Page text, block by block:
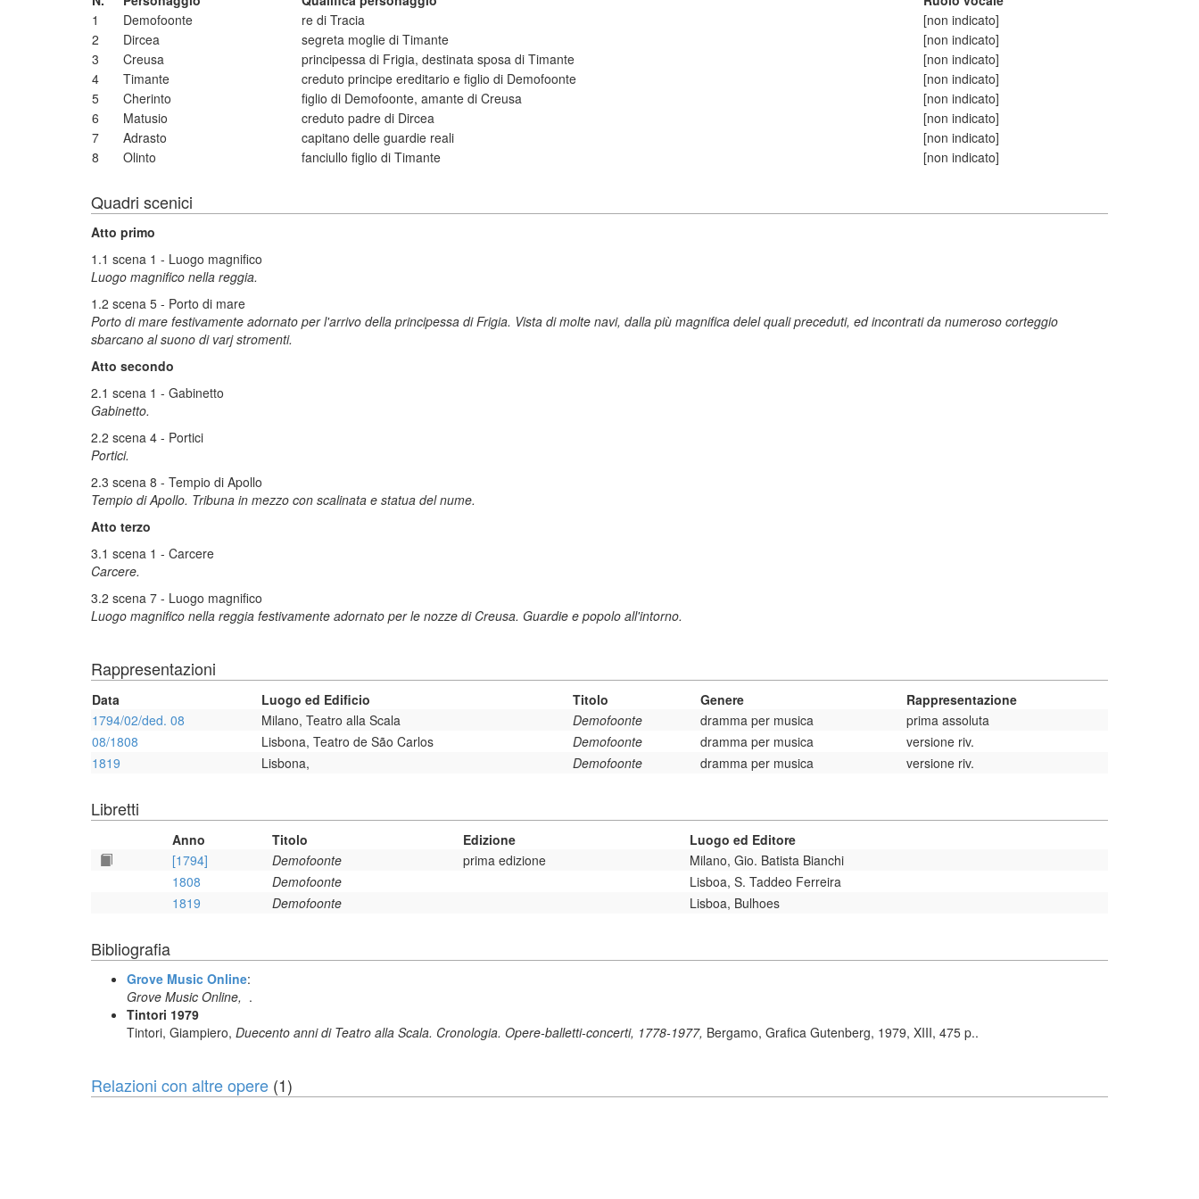
1
Demofoonte re di Tracia
[non indicato]
2
Dircea segreta moglie di Timante
[non indicato]
3
Creusa principessa di Frigia, destinata sposa di Timante
[non indicato]
4
Timante creduto principe ereditario e figlio di Demofoonte
[non indicato]
5
Cherinto figlio di Demofoonte, amante di Creusa
[non indicato]
6
Matusio creduto padre di Dircea
[non indicato]
7
Adrasto capitano delle guardie reali
[non indicato]
8
Olinto fanciullo figlio di Timante [non indicato]
Quadri scenici
Atto primo
1.1 scena 1 - Luogo magnifico
Luogo magnifico nella reggia.
1.2 scena 5 - Porto di mare
Porto di mare festivamente adornato per l'arrivo della principessa di Frigia. Vista di molte navi, dalla più magnifica delel quali preceduti, ed incontrati da numeroso corteggio
sbarcano al suono di varj stromenti.
Atto secondo
2.1 scena 1 - Gabinetto
Gabinetto.
2.2 scena 4 - Portici
Portici.
2.3 scena 8 - Tempio di Apollo
Tempio di Apollo. Tribuna in mezzo con scalinata e statua del nume.
Atto terzo
3.1 scena 1 - Carcere
Carcere.
3.2 scena 7 - Luogo magnifico
Luogo magnifico nella reggia festivamente adornato per le nozze di Creusa. Guardie e popolo all'intorno.
Rappresentazioni
Data Luogo ed Edificio Titolo Genere
Rappresentazione
1794/02/ded. 08
Milano, Teatro alla Scala Demofoonte dramma per musica
prima assoluta
08/1808
Lisbona, Teatro de São Carlos Demofoonte dramma per musica
versione riv.
1819
Lisbona, Demofoonte dramma per musica versione riv.
Libretti
Anno Titolo Edizione
Luogo ed Editore
[1794]
Demofoonte prima edizione
Milano, Gio. Batista Bianchi
1808
Demofoonte
Lisboa, S. Taddeo Ferreira
1819
Demofoonte Lisboa, Bulhoes
Bibliografia
Grove Music Online:
Grove Music Online, .
Tintori 1979
Tintori, Giampiero, Duecento anni di Teatro alla Scala. Cronologia. Opere-balletti-concerti, 1778-1977, Bergamo, Grafica Gutenberg, 1979, XIII, 475 p..
Relazioni con altre opere (1)